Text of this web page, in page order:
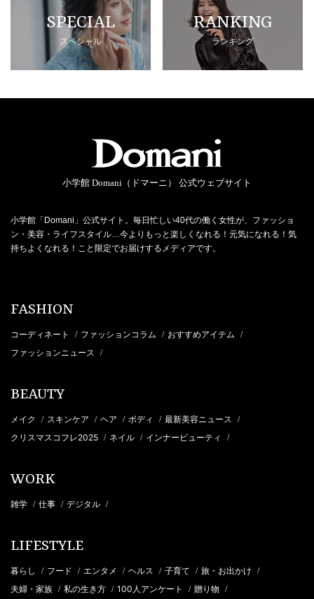
SPECIAL
スペシャル
RANKING
ランキング
小学館 Domani（ドマーニ） 公式ウェブサイト
小学館「Domani」公式サイト。毎日忙しい40代の働く女性が、ファッショ
ン・美容・ライフスタイル…今よりもっと楽しくなれる！元気になれる！気
持ちよくなれる！こと限定でお届けするメディアです。
FASHION
コーディネート / ファッションコラム / おすすめアイテム /
ファッションニュース /
BEAUTY
メイク / スキンケア / ヘア / ボディ / 最新美容ニュース /
クリスマスコフレ2025 / ネイル / インナービューティ /
WORK
雑学 / 仕事 / デジタル /
LIFESTYLE
暮らし / フード / エンタメ / ヘルス / 子育て / 旅・お出かけ /
夫婦・家族 / 私の生き方 / 100人アンケート / 贈り物 /